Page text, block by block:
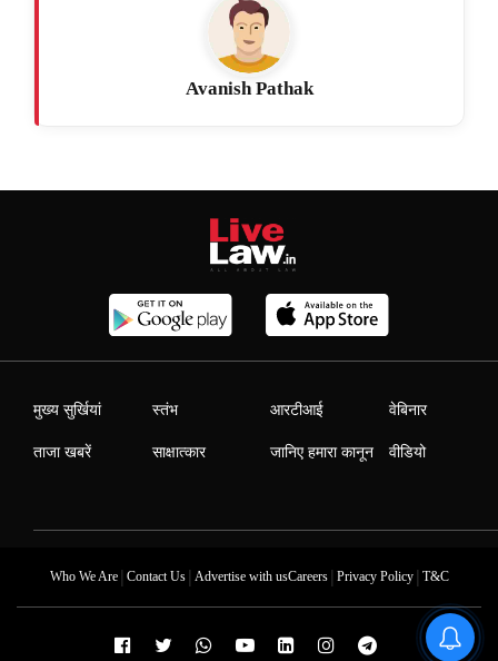
Avanish Pathak
मुख्य सुर्खियां
ताजा खबरें
स्तंभ
साक्षात्कार
आरटीआई
जानिए हमारा कानून
वेबिनार
वीडियो
Who We Are| Contact Us| Advertise with usCareers| Privacy Policy| T&C